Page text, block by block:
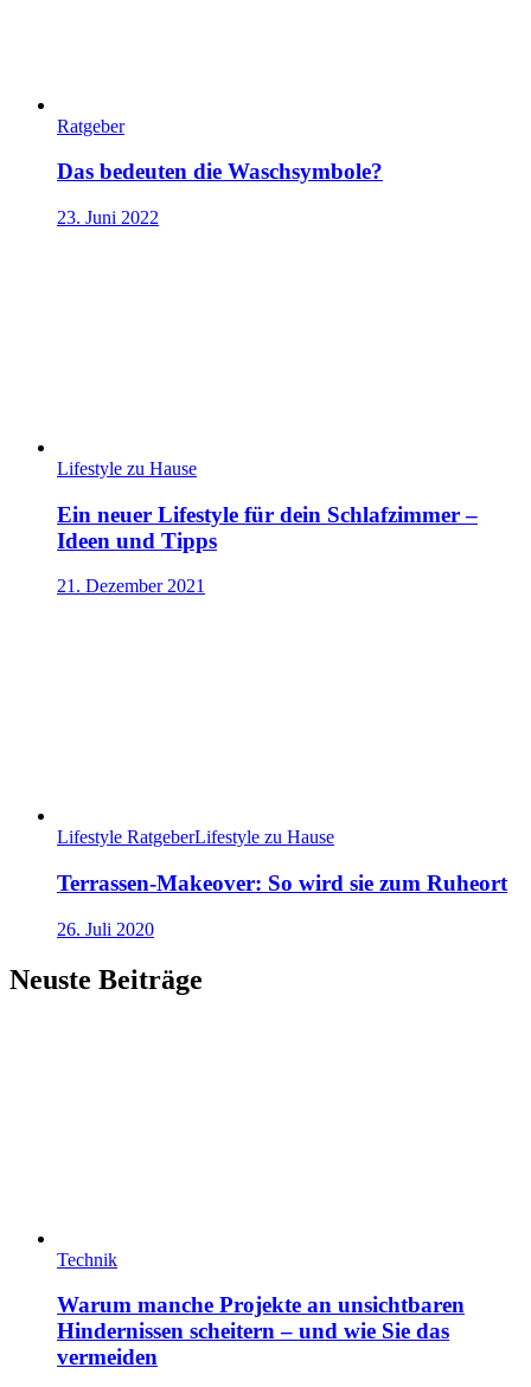
Ratgeber
Das bedeuten die Waschsymbole?
23. Juni 2022
Lifestyle zu Hause
Ein neuer Lifestyle für dein Schlafzimmer –
Ideen und Tipps
21. Dezember 2021
Lifestyle RatgeberLifestyle zu Hause
Terrassen-Makeover: So wird sie zum Ruheort
26. Juli 2020
Neuste Beiträge
Technik
Warum manche Projekte an unsichtbaren
Hindernissen scheitern – und wie Sie das
vermeiden